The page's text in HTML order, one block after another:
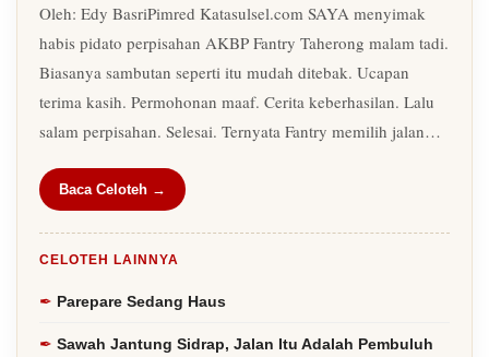
Oleh: Edy BasriPimred Katasulsel.com SAYA menyimak
habis pidato perpisahan AKBP Fantry Taherong malam tadi.
Biasanya sambutan seperti itu mudah ditebak. Ucapan
terima kasih. Permohonan maaf. Cerita keberhasilan. Lalu
salam perpisahan. Selesai. Ternyata Fantry memilih jalan…
Baca Celoteh →
CELOTEH LAINNYA
Parepare Sedang Haus
Sawah Jantung Sidrap, Jalan Itu Adalah Pembuluh